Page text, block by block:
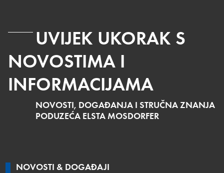
UVIJEK UKORAK S
NOVOSTIMA I
INFORMACIJAMA
NOVOSTI, DOGAĐANJA I STRUČNA ZNANJA
PODUZEĆA ELSTA MOSDORFER
NOVOSTI & DOGAĐAJI